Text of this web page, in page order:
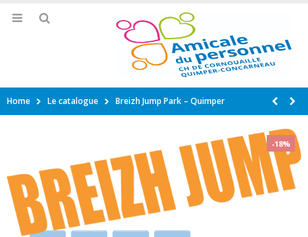
Home Le catalogue Breizh Jump Park – Quimper
-18%